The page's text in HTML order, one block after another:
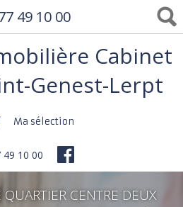
Ma sélection
49 10 00
49 10 00
CENTRE DEUX